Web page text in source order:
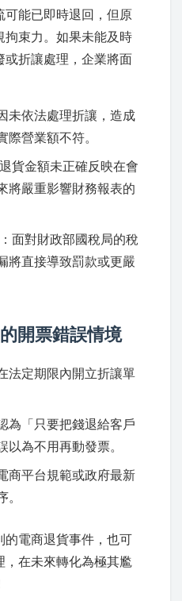
可能已即時退回，但原
拘束力。如果未能及時
或折讓處理，企業將面
未依法處理折讓，造成
營業額不符。
退貨金額未正確反映在會
將嚴重影響財務報表的
：面對財政部國稅局的稅
將直接導致罰款或更嚴
開票錯誤情境
法定期限內開立折讓單
為「只要把錢退給客戶
以為不用再動發票。
商平台規範或政府最新
的電商退貨事件，也可
在未來轉化為極其尷